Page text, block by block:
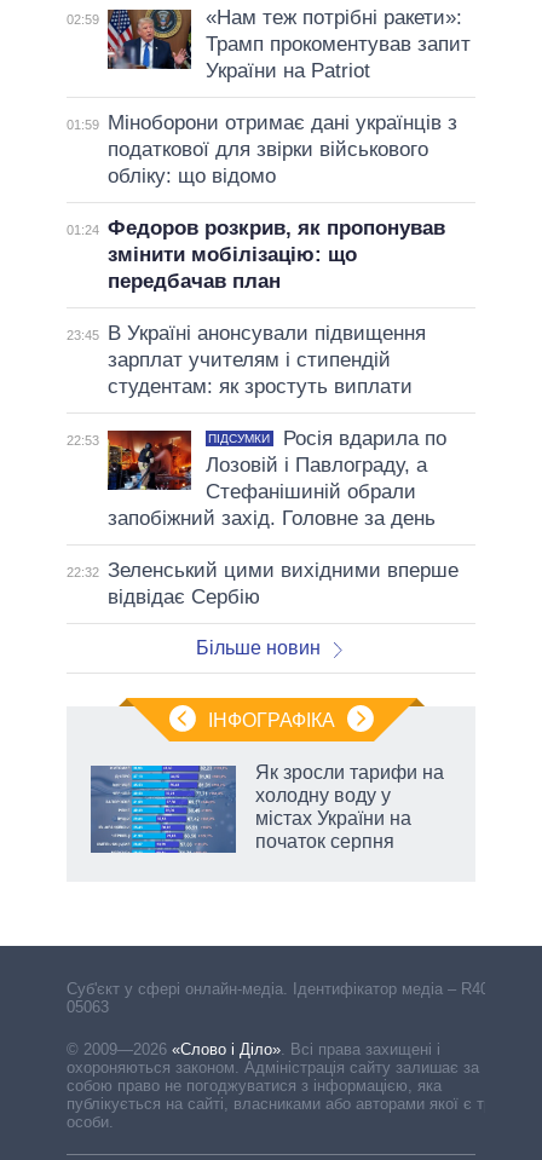
02:59
«Нам теж потрібні ракети»:
Трамп прокоментував запит
України на Patriot
01:59
Міноборони отримає дані українців з
податкової для звірки військового
обліку: що відомо
01:24 Федоров розкрив, як пропонував
змінити мобілізацію: що
передбачав план
23:45
В Україні анонсували підвищення
зарплат учителям і стипендій
студентам: як зростуть виплати
22:53 ПІДСУМКИ
Росія вдарила по
Лозовій і Павлограду, а
Стефанішиній обрали
запобіжний захід. Головне за день
22:32 Зеленський цими вихідними вперше
відвідає Сербію
Більше новин
ІНФОГРАФІКА
Як зросли тарифи на
холодну воду у
містах України на
початок серпня
Cуб'єкт у сфері онлайн-медіа. Ідентифікатор медіа – R40-
05063
© 2009—2026 «Слово і Діло» Всі права захищені і
охороняються законом. Адміністрація сайту залишає за
собою право не погоджуватися з інформацією, яка
публікується на сайті, власниками або авторами якої є треті
особи.